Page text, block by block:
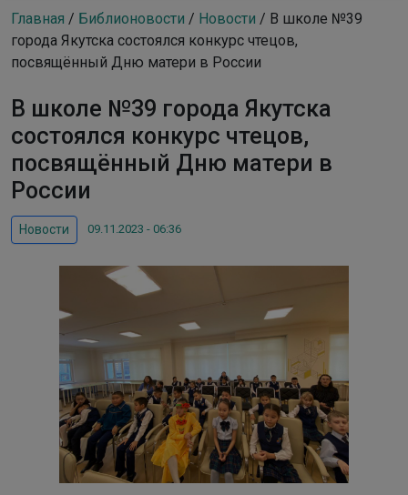
Главная / Библионовости / Новости / В школе №39
города Якутска состоялся конкурс чтецов,
посвящённый Дню матери в России
В школе №39 города Якутска
состоялся конкурс чтецов,
посвящённый Дню матери в
России
Новости 09.11.2023 - 06:36